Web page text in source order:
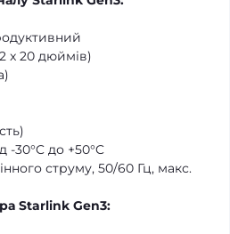
x 20 дюймів)
-30°C до +50°C
струму, 50/60 Гц, макс.
Starlink Gen3: